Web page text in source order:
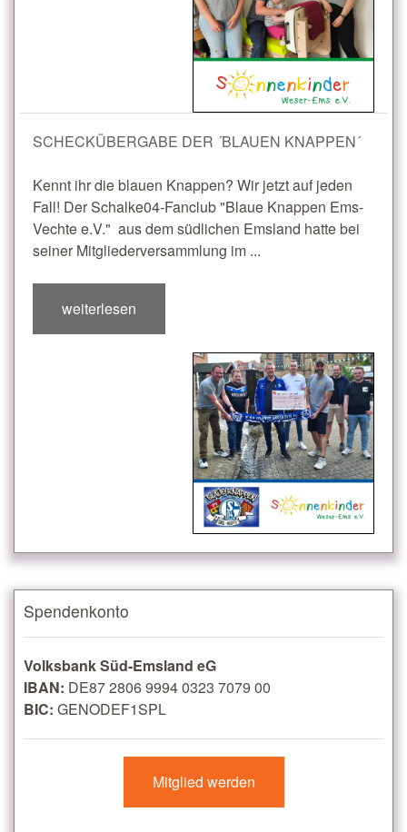
SCHECKÜBERGABE DER ´BLAUEN KNAPPEN´
Kennt ihr die blauen Knappen? Wir jetzt auf jeden
Fall! Der Schalke04-Fanclub "Blaue Knappen Ems-
Vechte e.V." aus dem südlichen Emsland hatte bei
seiner Mitgliederversammlung im ...
weiterlesen
Spendenkonto
Volksbank Süd-Emsland eG
IBAN: DE87 2806 9994 0323 7079 00
BIC: GENODEF1SPL
Mitglied werden